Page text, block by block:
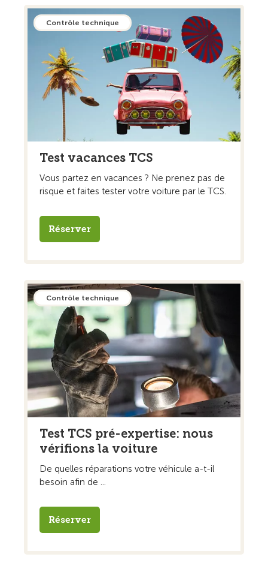
Contrôle technique
Test vacances TCS
Vous partez en vacances ? Ne prenez pas de
risque et faites tester votre voiture par le TCS.
Réserver
Contrôle technique
Test TCS pré-expertise: nous
vérifions la voiture
De quelles réparations votre véhicule a-t-il
besoin afin de ...
Réserver